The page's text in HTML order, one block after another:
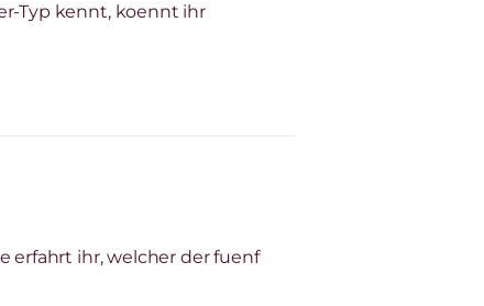
Typ kennt, koennt ihr
erfahrt ihr, welcher der fuenf